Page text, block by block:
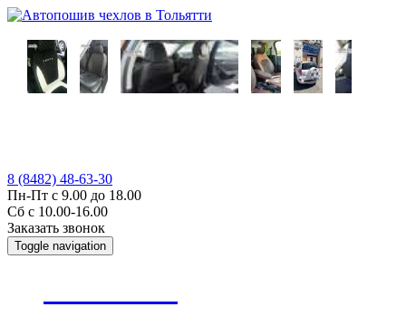
8 (8482) 48-63-30
Пн-Пт с 9.00 до 18.00
Сб с 10.00-16.00
Заказать звонок
Toggle navigation